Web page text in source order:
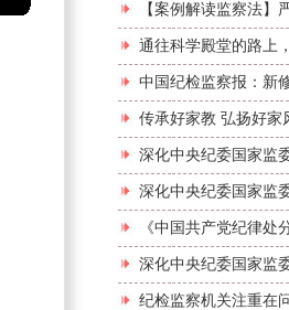
【案例解读监察法】
通往科学殿堂的路上
中国纪检监察报：新
传承好家教 弘扬好
深化中央纪委国家监
深化中央纪委国家监
《中国共产党纪律处
深化中央纪委国家监
纪检监察机关注重在